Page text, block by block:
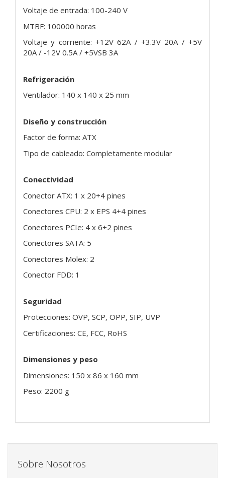
Voltaje de entrada: 100-240 V
MTBF: 100000 horas
Voltaje y corriente: +12V 62A / +3.3V 20A / +5V
20A / -12V 0.5A / +5VSB 3A
Refrigeración
Ventilador: 140 x 140 x 25 mm
Diseño y construcción
Factor de forma: ATX
Tipo de cableado: Completamente modular
Conectividad
Conector ATX: 1 x 20+4 pines
Conectores CPU: 2 x EPS 4+4 pines
Conectores PCIe: 4 x 6+2 pines
Conectores SATA: 5
Conectores Molex: 2
Conector FDD: 1
Seguridad
Protecciones: OVP, SCP, OPP, SIP, UVP
Certificaciones: CE, FCC, RoHS
Dimensiones y peso
Dimensiones: 150 x 86 x 160 mm
Peso: 2200 g
Sobre Nosotros